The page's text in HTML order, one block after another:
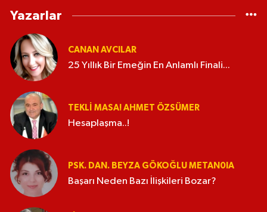
Yazarlar
CANAN AVCILAR
25 Yıllık Bir Emeğin En Anlamlı Finali...
TEKLI MASA! AHMET ÖZSÜMER
Hesaplaşma..!
PSK. DAN. BEYZA GÖKOĞLU METAN0IA
Başarı Neden Bazı İlişkileri Bozar?